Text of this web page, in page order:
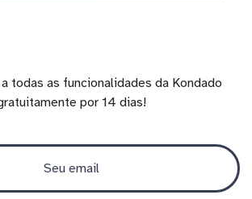
todas as funcionalidades da Kondado
por 14 dias!